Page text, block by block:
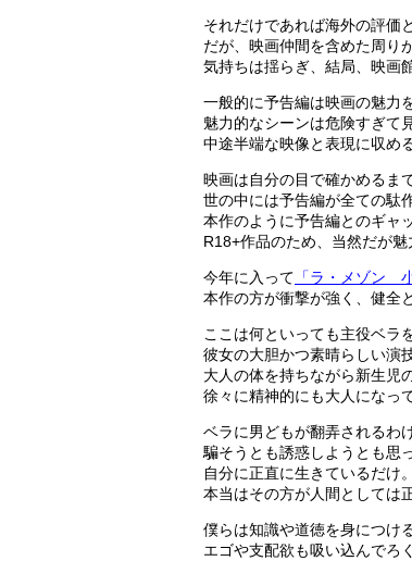
それだけであれば海外の評価
だが、映画仲間を含めた周り
気持ちは揺らぎ、結局、映画
一般的に予告編は映画の魅力
魅力的なシーンは危険すぎて
中途半端な映像と表現に収め
映画は自分の目で確かめるま
世の中には予告編が全ての駄
本作のように予告編とのギャ
R18+作品のため、当然だが魅
今年に入って 「ラ・メゾン
本作の方が衝撃が強く、健全
ここは何といっても主役ベラ
彼女の大胆かつ素晴らしい演
大人の体を持ちながら新生児
徐々に精神的にも大人になっ
ベラに男どもが翻弄されるわ
騙そうとも誘惑しようとも思
自分に正直に生きているだけ。
本当はその方が人間としては
僕らは知識や道徳を身につけ
エゴや支配欲も吸い込んでろ